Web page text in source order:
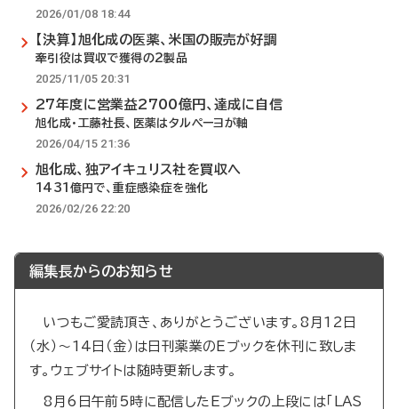
2026/01/08 18:44
【決算】旭化成の医薬、米国の販売が好調
牽引役は買収で獲得の2製品
2025/11/05 20:31
27年度に営業益2700億円、達成に自信
旭化成・工藤社長、医薬はタルペーヨが軸
2026/04/15 21:36
旭化成、独アイキュリス社を買収へ
1431億円で、重症感染症を強化
2026/02/26 22:20
編集長からのお知らせ
いつもご愛読頂き、ありがとうございます。8月12日
（水）～14日（金）は日刊薬業のEブックを休刊に致しま
す。ウェブサイトは随時更新します。
8月6日午前5時に配信したEブックの上段には「LAS